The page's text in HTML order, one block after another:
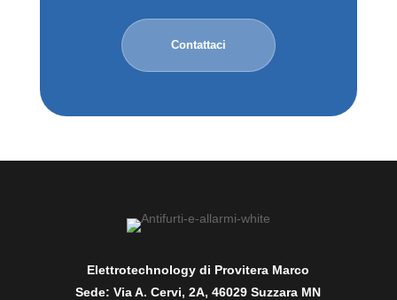
Contattaci
Elettrotechnology di Provitera Marco
Sede: Via A. Cervi, 2A, 46029 Suzzara MN